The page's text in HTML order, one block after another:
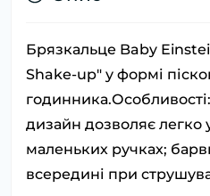
Брязкальце Baby
Shake-up" у формі
дизайн дозволяє легко
маленьких ручках;
всередині при